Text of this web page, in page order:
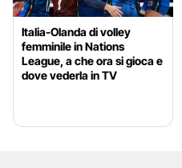
Italia-Olanda di volley
femminile in Nations
League, a che ora si gioca e
dove vederla in TV